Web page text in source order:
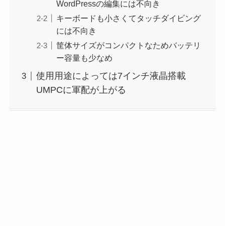
WordPressの編集には不向き
キーボードも小さくてタッチダイビング
には不向き
筐体サイズがコンパクトなためバッテリ
ー容量も少なめ
使用用途によっては7インチ液晶搭載
UMPCに軍配が上がる